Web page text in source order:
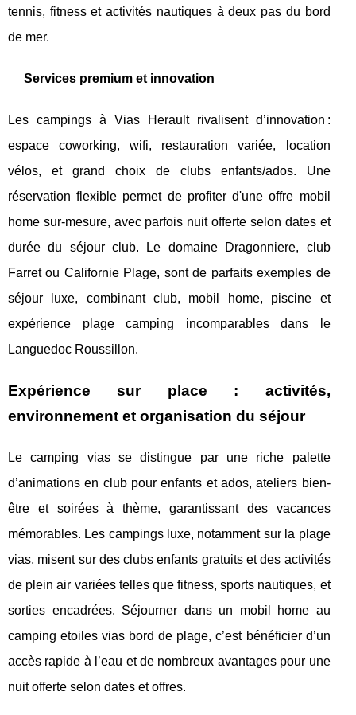
tennis, fitness et activités nautiques à deux pas du bord
de mer.
Services premium et innovation
Les campings à Vias Herault rivalisent d’innovation :
espace coworking, wifi, restauration variée, location
vélos, et grand choix de clubs enfants/ados. Une
réservation flexible permet de profiter d'une offre mobil
home sur-mesure, avec parfois nuit offerte selon dates et
durée du séjour club. Le domaine Dragonniere, club
Farret ou Californie Plage, sont de parfaits exemples de
séjour luxe, combinant club, mobil home, piscine et
expérience plage camping incomparables dans le
Languedoc Roussillon.
Expérience sur place : activités,
environnement et organisation du séjour
Le camping vias se distingue par une riche palette
d’animations en club pour enfants et ados, ateliers bien-
être et soirées à thème, garantissant des vacances
mémorables. Les campings luxe, notamment sur la plage
vias, misent sur des clubs enfants gratuits et des activités
de plein air variées telles que fitness, sports nautiques, et
sorties encadrées. Séjourner dans un mobil home au
camping etoiles vias bord de plage, c’est bénéficier d’un
accès rapide à l’eau et de nombreux avantages pour une
nuit offerte selon dates et offres.